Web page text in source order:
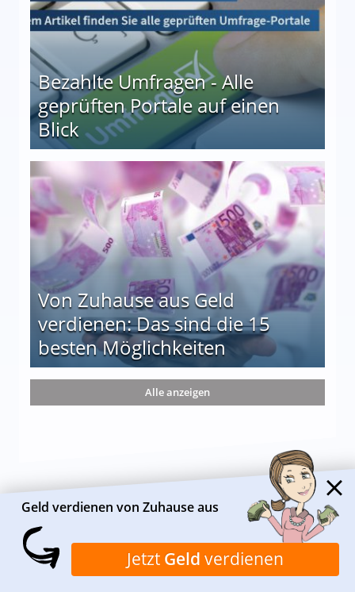
Bezahlte Umfragen - Alle
geprüften Portale auf einen
Blick
auf einen Blick
Von Zuhause aus Geld
verdienen: Das sind die 15
besten Möglichkeiten
die 15 besten Möglichkeiten
Alle anzeigen
Geld verdienen von Zuhause aus
Jetzt Geld verdienen